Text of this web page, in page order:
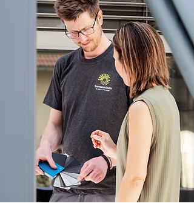
BERATUNG IST DIE
BASIS—————